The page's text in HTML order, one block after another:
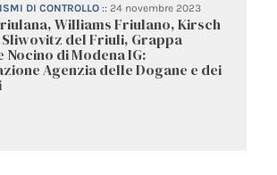
DI CONTROLLO:: 24 novembre 2023
Williams Friulano, Kirsch
del Friuli, Grappa
Nocino di Modena IG:
Agenzia delle Dogane e dei